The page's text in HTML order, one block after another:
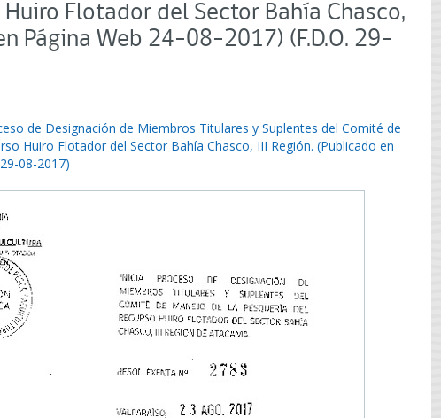
Flotador del Sector Bahía Chasco,
Página Web 24-08-2017) (F.D.O. 29-
de Designación de Miembros Titulares y Suplentes del Comité de
Huiro Flotador del Sector Bahía Chasco, III Región. (Publicado en
08-2017)